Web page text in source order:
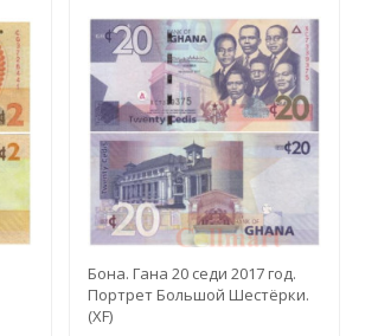
Бона. Гана 20 седи 2017 год.
Портрет Большой Шестёрки.
(XF)